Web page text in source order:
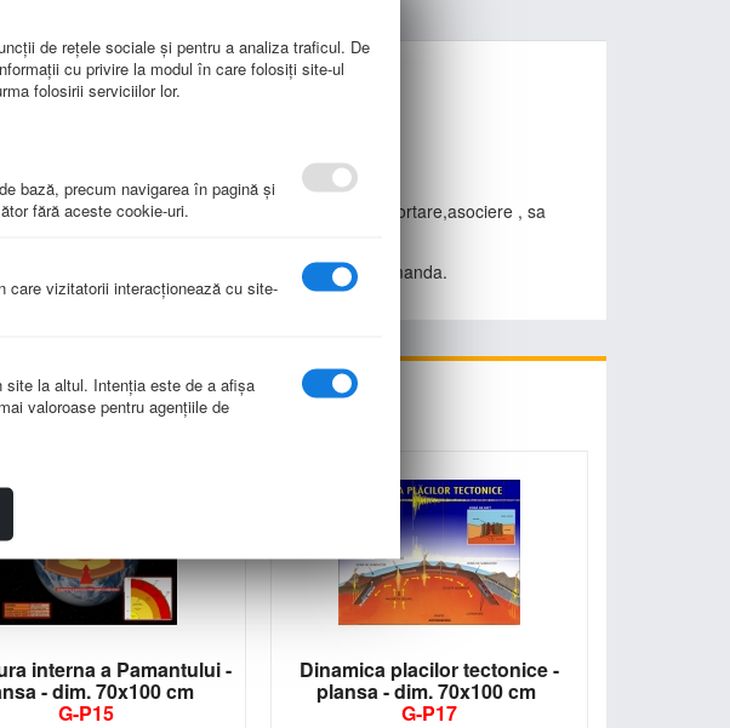
traga singur concluzii si concept prin observare, sortare,asociere , sa
posibilitatea imbunatatirii activitatii
de livrare: 4-6 saptamani de la depunere comanda.
interna a Pamantului -
- dim. 70x100 cm
G-P15
Dinamica placilor tectonice -
plansa - dim. 70x100 cm
G-P17
de rețele sociale și pentru a analiza traficul. De
cu privire la modul în care folosiți site-ul
folosirii serviciilor lor.
bază, precum navigarea în pagină şi
fără aceste cookie-uri.
care vizitatorii interacţionează cu site-
site la altul. Intenţia este de a afişa
valoroase pentru agenţiile de